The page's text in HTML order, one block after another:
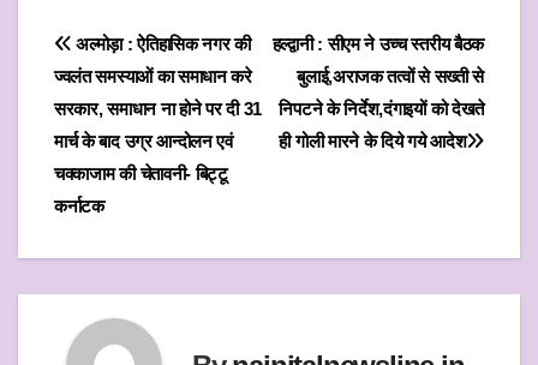
a
t
s
A
p
i
t
t
e
r
c
e
b
o
o
a
i
l
a
r
e
Post
navigation
हल्द्वानी : सीएम ने उच्च स्तरीय बैठक
बुलाई,अराजक तत्वों से सख्ती से
निपटने के निर्देश,दंगाइयों को देखते
ही गोली मारने के दिये गये आदेश
अल्मोड़ा : ऐतिहासिक नगर की
ज्वलंत समस्याओं का समाधान करे
सरकार, समाधान ना होने पर दी 31
मार्च के बाद उग्र आन्दोलन एवं
चक्काजाम की चेतावनी- बिट्टू
कर्नाटक